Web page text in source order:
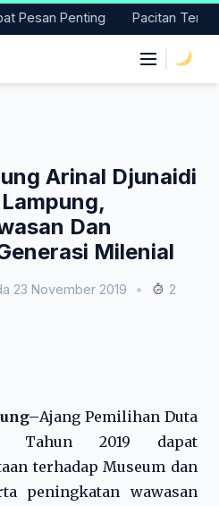
Penting Pacitan Tembus
Arinal Djunaidi
Dan
Milenial
23 November 2019 •
2
Ajang Pemilihan Duta
Tahun 2019 dapat
terhadap Museum dan
peningkatan wawasan